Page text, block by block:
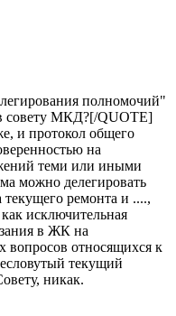
полномочий"
совету МКД?[/QUOTE]
и протокол общего
на
теми или иными
можно делегировать
ремонта и ....,
исключительная
в ЖК на
вопросов относящихся к
текущий
никак.